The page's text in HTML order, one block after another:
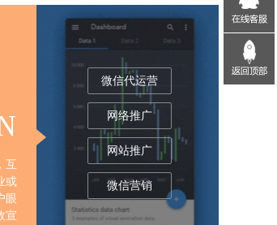
电商
微商城
网络营销
MARKETIN
网络营销服务通过网站推广，互
联网推广等技术形式，将企业或
其产品更好更快地展现在客户眼
前，增强企业在网络中的有效宣